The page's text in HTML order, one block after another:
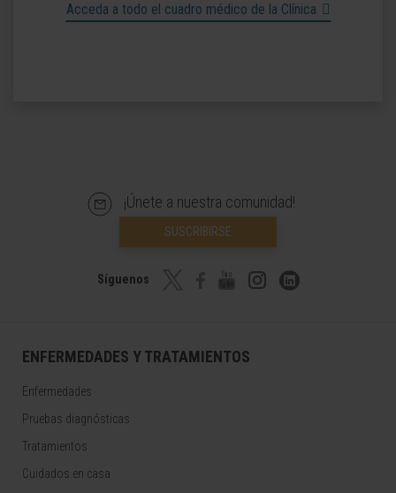
Acceda a todo el cuadro médico de la Clínica
¡Únete a nuestra comunidad!
SUSCRIBIRSE
Síguenos
ENFERMEDADES Y TRATAMIENTOS
Enfermedades
Pruebas diagnósticas
Tratamientos
Cuidados en casa